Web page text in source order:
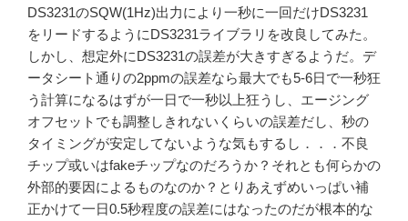
DS3231のSQW(1Hz)出力により一秒に一回だけDS3231
をリードするようにDS3231ライブラリを改良してみた。
しかし、想定外にDS3231の誤差が大きすぎるようだ。デ
ータシート通りの2ppmの誤差なら最大でも5-6日で一秒狂
う計算になるはずが一日で一秒以上狂うし、エージング
オフセットでも調整しきれないくらいの誤差だし、秒の
タイミングが安定してないような気もするし．．．不良
チップ或いはfakeチップなのだろうか？それとも何らかの
外部的要因によるものなのか？とりあえずめいっぱい補
正かけて一日0.5秒程度の誤差にはなったのだが根本的な